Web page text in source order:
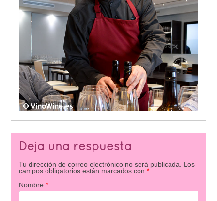
Deja una respuesta
Tu dirección de correo electrónico no será publicada. Los
campos obligatorios están marcados con *
Nombre *